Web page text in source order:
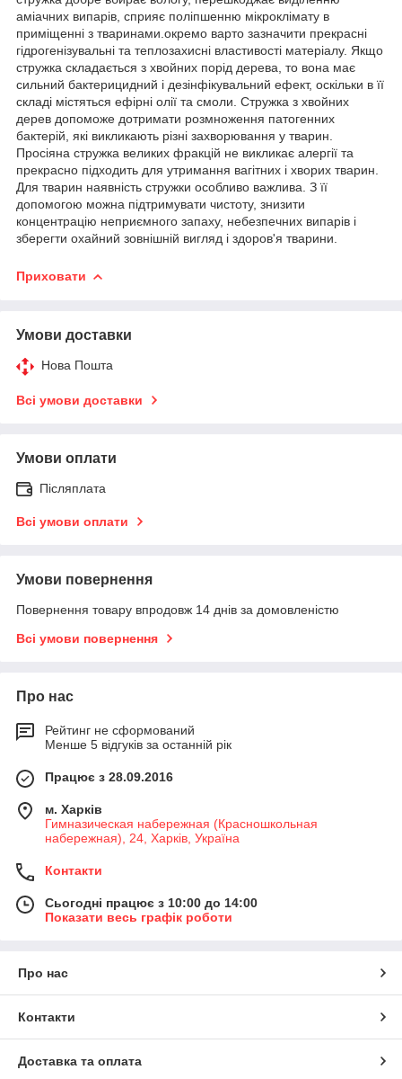
аміачних випарів, сприяє поліпшенню мікроклімату в
приміщенні з тваринами.окремо варто зазначити прекрасні
гідрогенізувальні та теплозахисні властивості матеріалу. Якщо
стружка складається з хвойних порід дерева, то вона має
сильний бактерицидний і дезінфікувальний ефект, оскільки в її
складі містяться ефірні олії та смоли. Стружка з хвойних
дерев допоможе дотримати розмноження патогенних
бактерій, які викликають різні захворювання у тварин.
Просіяна стружка великих фракцій не викликає алергії та
прекрасно підходить для утримання вагітних і хворих тварин.
Для тварин наявність стружки особливо важлива. З її
допомогою можна підтримувати чистоту, знизити
концентрацію неприємного запаху, небезпечних випарів і
зберегти охайний зовнішній вигляд і здоров'я тварини.
Приховати
Умови доставки
Нова Пошта
Всі умови доставки
Умови оплати
Післяплата
Всі умови оплати
Умови повернення
Повернення товару впродовж 14 днів за домовленістю
Всі умови повернення
Про нас
Рейтинг не сформований
Менше 5 відгуків за останній рік
Працює з 28.09.2016
м. Харків
Гимназическая набережная (Красношкольная
набережная), 24, Харків, Україна
Контакти
Сьогодні працює з 10:00 до 14:00
Показати весь графік роботи
Про нас
Контакти
Доставка та оплата